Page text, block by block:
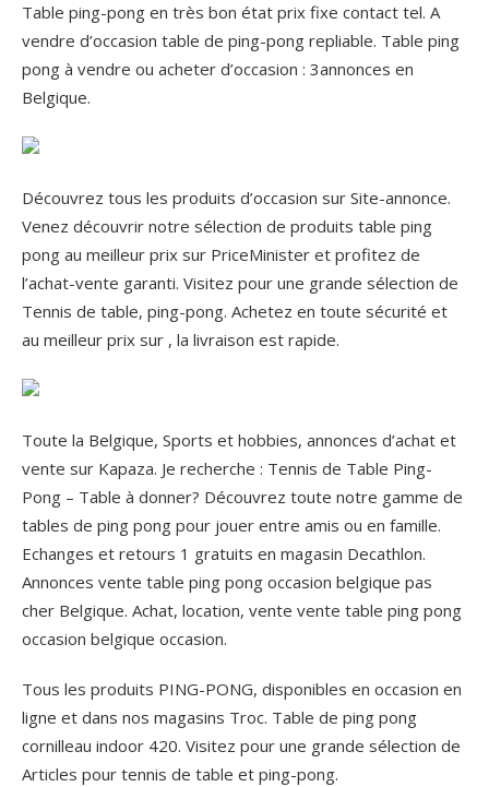
Table ping-pong en très bon état prix fixe contact tel. A
vendre d’occasion table de ping-pong repliable. Table ping
pong à vendre ou acheter d’occasion : 3annonces en
Belgique.
Découvrez tous les produits d’occasion sur Site-annonce.
Venez découvrir notre sélection de produits table ping
pong au meilleur prix sur PriceMinister et profitez de
l’achat-vente garanti. Visitez pour une grande sélection de
Tennis de table, ping-pong. Achetez en toute sécurité et
au meilleur prix sur , la livraison est rapide.
Toute la Belgique, Sports et hobbies, annonces d’achat et
vente sur Kapaza. Je recherche : Tennis de Table Ping-
Pong – Table à donner? Découvrez toute notre gamme de
tables de ping pong pour jouer entre amis ou en famille.
Echanges et retours 1 gratuits en magasin Decathlon.
Annonces vente table ping pong occasion belgique pas
cher Belgique. Achat, location, vente vente table ping pong
occasion belgique occasion.
Tous les produits PING-PONG, disponibles en occasion en
ligne et dans nos magasins Troc. Table de ping pong
cornilleau indoor 420. Visitez pour une grande sélection de
Articles pour tennis de table et ping-pong.